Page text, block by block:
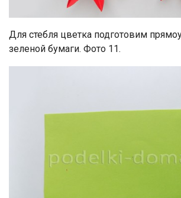
Для стебля цветка подготовим
зеленой бумаги. Фото 11.